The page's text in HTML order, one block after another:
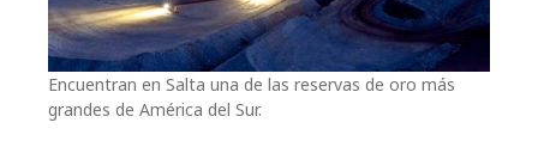
Encuentran en Salta una de las reservas de oro más
grandes de América del Sur.